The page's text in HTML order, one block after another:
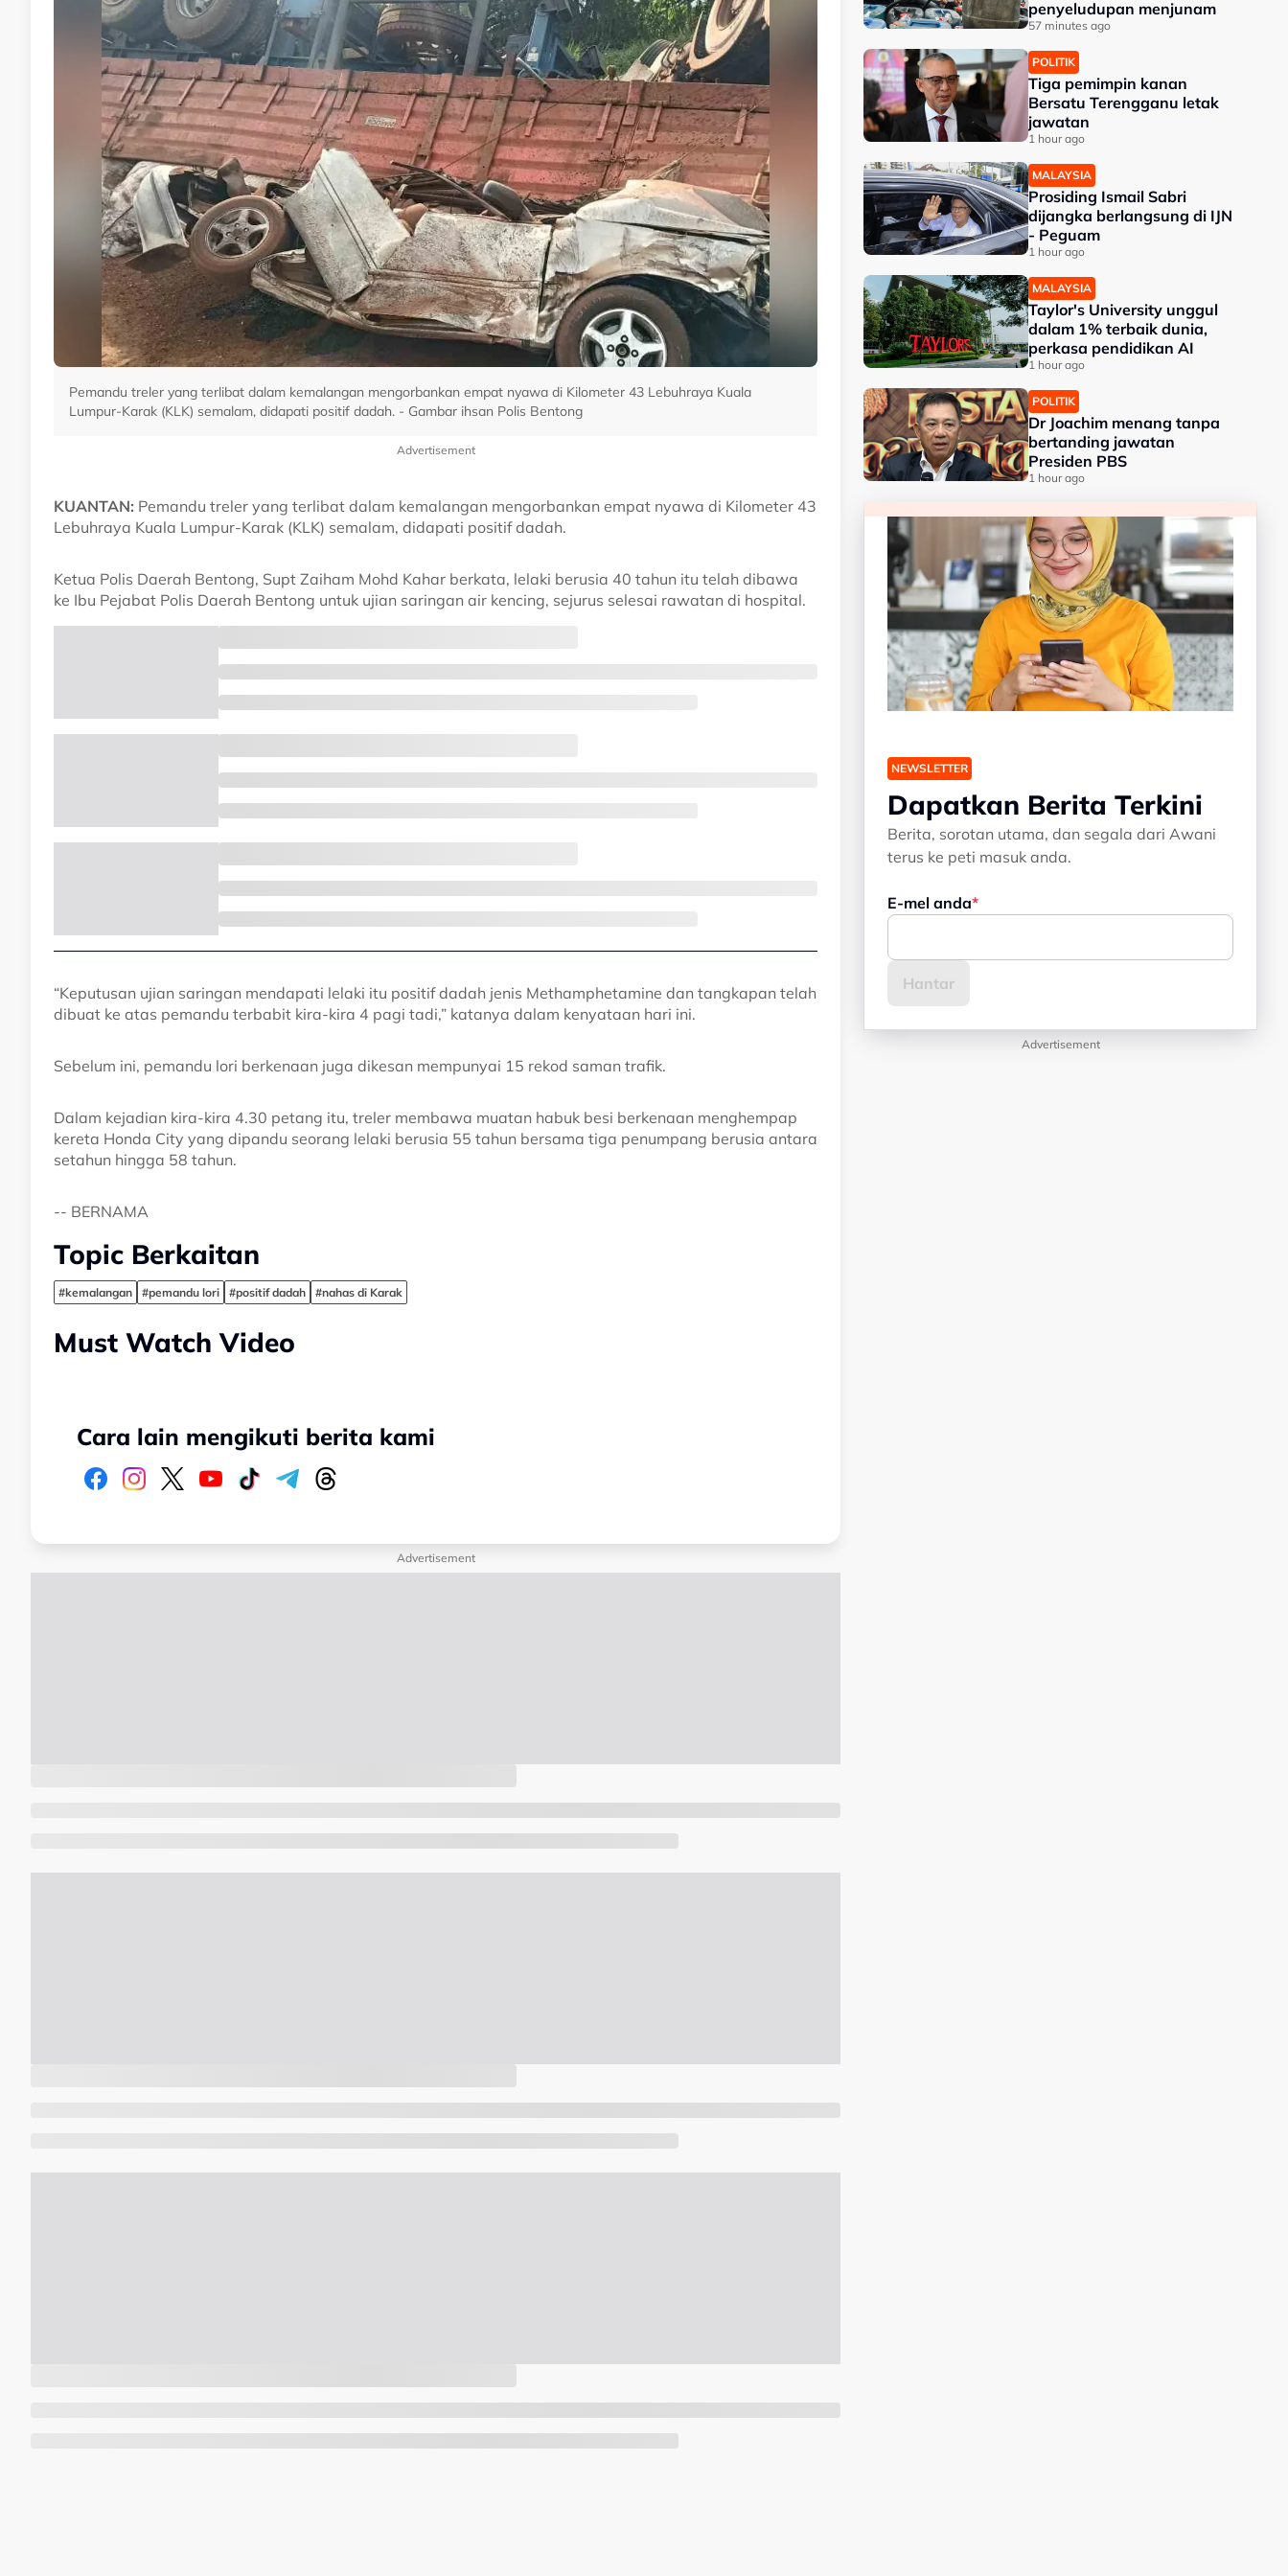
Pemandu treler yang terlibat dalam kemalangan mengorbankan empat nyawa di Kilometer 43 Lebuhraya Kuala
Lumpur-Karak (KLK) semalam, didapati positif dadah. - Gambar ihsan Polis Bentong
Advertisement
KUANTAN: Pemandu treler yang terlibat dalam kemalangan mengorbankan empat nyawa di Kilometer 43
Lebuhraya Kuala Lumpur-Karak (KLK) semalam, didapati positif dadah.
Ketua Polis Daerah Bentong, Supt Zaiham Mohd Kahar berkata, lelaki berusia 40 tahun itu telah dibawa
ke Ibu Pejabat Polis Daerah Bentong untuk ujian saringan air kencing, sejurus selesai rawatan di hospital.
“Keputusan ujian saringan mendapati lelaki itu positif dadah jenis Methamphetamine dan tangkapan telah
dibuat ke atas pemandu terbabit kira-kira 4 pagi tadi,” katanya dalam kenyataan hari ini.
Sebelum ini, pemandu lori berkenaan juga dikesan mempunyai 15 rekod saman trafik.
Dalam kejadian kira-kira 4.30 petang itu, treler membawa muatan habuk besi berkenaan menghempap
kereta Honda City yang dipandu seorang lelaki berusia 55 tahun bersama tiga penumpang berusia antara
setahun hingga 58 tahun.
-- BERNAMA
Topic Berkaitan
#kemalangan #pemandu lori #positif dadah #nahas di Karak
Must Watch Video
Cara lain mengikuti berita kami
Advertisement
penyeludupan menjunam
57 minutes ago
POLITIK
Tiga pemimpin kanan
Bersatu Terengganu letak
jawatan
1 hour ago
MALAYSIA
Prosiding Ismail Sabri
dijangka berlangsung di IJN
- Peguam
1 hour ago
MALAYSIA
Taylor's University unggul
dalam 1% terbaik dunia,
perkasa pendidikan AI
1 hour ago
POLITIK
Dr Joachim menang tanpa
bertanding jawatan
Presiden PBS
1 hour ago
NEWSLETTER
Dapatkan Berita Terkini
Berita, sorotan utama, dan segala dari Awani
terus ke peti masuk anda.
E-mel anda
Advertisement